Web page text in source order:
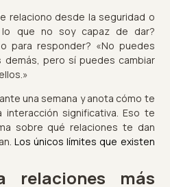
relaciono desde la seguridad o
que no soy capaz de dar?
para responder? «No puedes
pero sí puedes cambiar
una semana y anota cómo te
significativa. Eso te
sobre qué relaciones te dan
Los únicos límites que existen
relaciones más